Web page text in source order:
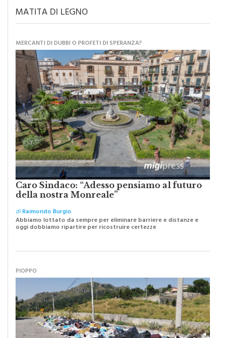
MATITA DI LEGNO
MERCANTI DI DUBBI O PROFETI DI SPERANZA?
Caro Sindaco: “Adesso pensiamo al futuro
della nostra Monreale”
diRaimondo Burgio